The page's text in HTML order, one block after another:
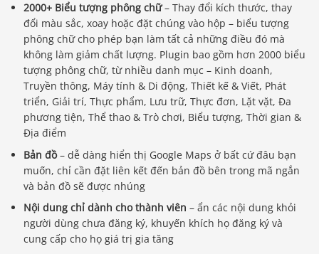
2000+ Biểu tượng phông chữ– Thay đổi kích thước, thay
đổi màu sắc, xoay hoặc đặt chúng vào hộp – biểu tượng
phông chữ cho phép bạn làm tất cả những điều đó mà
không làm giảm chất lượng. Plugin bao gồm hơn 2000 biểu
tượng phông chữ, từ nhiều danh mục – Kinh doanh,
Truyền thông, Máy tính & Di động, Thiết kế & Viết, Phát
triển, Giải trí, Thực phẩm, Lưu trữ, Thực đơn, Lặt vặt, Đa
phương tiện, Thể thao & Trò chơi, Biểu tượng, Thời gian &
Địa điểm
Bản đồ– dễ dàng hiển thị Google Maps ở bất cứ đâu bạn
muốn, chỉ cần đặt liên kết đến bản đồ bên trong mã ngắn
và bản đồ sẽ được nhúng
Nội dung chỉ dành cho thành viên – ẩn các nội dung khỏi
người dùng chưa đăng ký, khuyến khích họ đăng ký và
cung cấp cho họ giá trị gia tăng